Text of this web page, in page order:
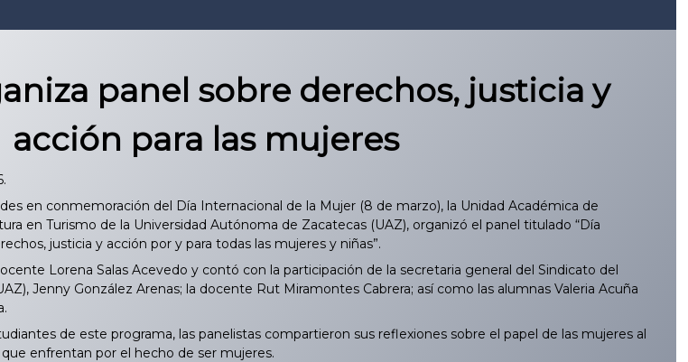
panel sobre derechos, justicia y
acción para las mujeres
en conmemoración del Día Internacional de la Mujer (8 de marzo), la Unidad Académica de
en Turismo de la Universidad Autónoma de Zacatecas (UAZ), organizó el panel titulado “Día
justicia y acción por y para todas las mujeres y niñas”.
Lorena Salas Acevedo y contó con la participación de la secretaria general del Sindicato del
Jenny González Arenas; la docente Rut Miramontes Cabrera; así como las alumnas Valeria Acuña
de este programa, las panelistas compartieron sus reflexiones sobre el papel de las mujeres al
enfrentan por el hecho de ser mujeres.